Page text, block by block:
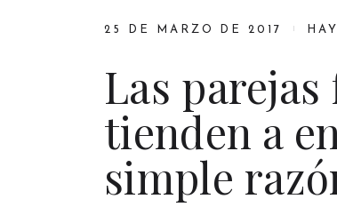
25 DE MARZO DE 2017
Las
tienden a
simple